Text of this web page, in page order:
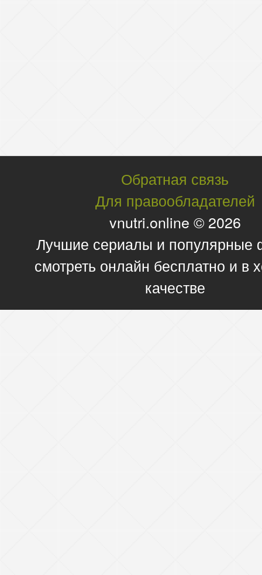
Обратная связь
Для правообладателей
vnutri.online © 2026
Лучшие сериалы и
смотреть онлайн бесплатно и в
качестве